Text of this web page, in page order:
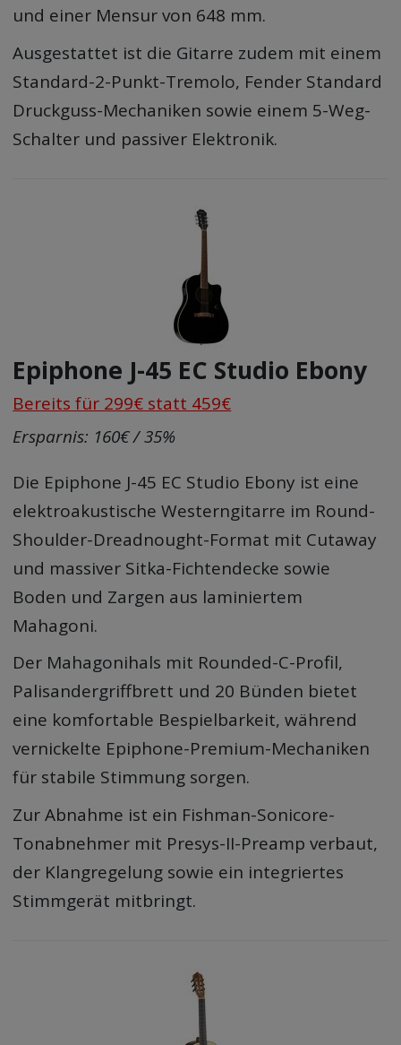
und einer Mensur von 648 mm.
Ausgestattet ist die Gitarre zudem mit einem
Standard-2-Punkt-Tremolo, Fender Standard
Druckguss-Mechaniken sowie einem 5-Weg-
Schalter und passiver Elektronik.
Epiphone J-45 EC Studio Ebony
Bereits für 299€ statt 459€
Ersparnis: 160€ / 35%
Die Epiphone J-45 EC Studio Ebony ist eine
elektroakustische Westerngitarre im Round-
Shoulder-Dreadnought-Format mit Cutaway
und massiver Sitka-Fichtendecke sowie
Boden und Zargen aus laminiertem
Mahagoni.
Der Mahagonihals mit Rounded-C-Profil,
Palisandergriffbrett und 20 Bünden bietet
eine komfortable Bespielbarkeit, während
vernickelte Epiphone-Premium-Mechaniken
für stabile Stimmung sorgen.
Zur Abnahme ist ein Fishman-Sonicore-
Tonabnehmer mit Presys-II-Preamp verbaut,
der Klangregelung sowie ein integriertes
Stimmgerät mitbringt.